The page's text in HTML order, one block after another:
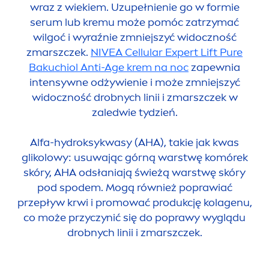
wraz z wiekiem. Uzupełnienie go w formie
serum lub kremu może pomóc zatrzymać
wilgoć i wyraźnie zmniejszyć widoczność
zmarszczek. NIVEA Cellular Expert Lift Pure
Bakuchiol Anti-Age krem na noczapewnia
intensywne odżywienie i może zmniejszyć
widoczność drobnych linii i zmarszczek w
zaledwie tydzień.
Alfa-hydroksykwasy (AHA), takie jak kwas
glikolowy: usuwając górną warstwę komórek
skóry, AHA odsłaniają świeżą warstwę skóry
pod spodem. Mogą również poprawiać
przepływ krwi i promować produkcję kolagenu,
co może przyczynić się do poprawy wyglądu
drobnych linii i zmarszczek.